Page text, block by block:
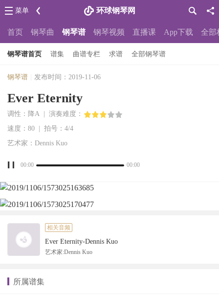
环球钢琴网
菜单
首页 钢琴曲 钢琴谱 钢琴视频 直播课 App下载 全部
钢琴谱首页 谱集 曲谱专栏 求谱 全部钢琴谱
钢琴谱 发布时间：2019-11-06
Ever Eternity
调性：降A | 演奏难度：
速度：80 | 拍号：4/4
艺术家：Dennis Kuo
00:00 00:00
相关音频
Ever Eternity-Dennis Kuo
艺术家:Dennis Kuo
所属谱集